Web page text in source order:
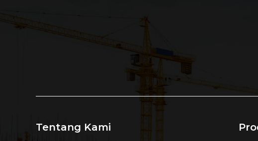
Tentang Kami